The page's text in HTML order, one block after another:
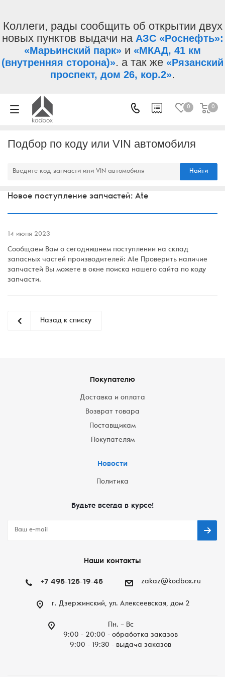
Коллеги, рады сообщить об открытии двух
новых пунктов выдачи на АЗС «Роснефть»:
«Марьинский парк» и «МКАД, 41 км
(внутренняя сторона)». а так же «Рязанский
проспект, дом 26, кор.2».
0 0
Подбор по коду или VIN автомобиля
Найти
Новое поступление запчастей: Ate
14 июня 2023
Сообщаем Вам о сегодняшнем поступлении на склад
запасных частей производителей: Ate Проверить наличие
запчастей Вы можете в окне поиска нашего сайта по коду
запчасти.
Назад к списку
Покупателю
Доставка и оплата
Возврат товара
Поставщикам
Покупателям
Новости
Политика
Будьте всегда в курсе!
Наши контакты
+7 495-125-19-45 zakaz@kodbox.ru
г. Дзержинский, ул. Алексеевская, дом 2
Пн. – Вc
9:00 - 20:00 - обработка заказов
9:00 - 19:30 - выдача заказов